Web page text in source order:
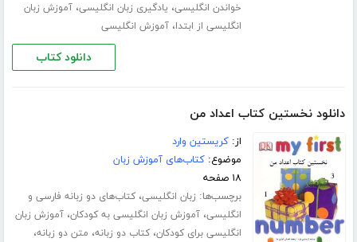
خواندن انگلیسی، یادگیری زبان انگلیسی،آموزش زبان
انگلیسی از ابتدا،آموزش انگلیسی
دانلود کتاب
دانلود نخستین کتاب اعداد من
از:کریستین وارد
موضوع:کتاب‌های آموزش زبان
۱۸ صفحه
برچسب‌ها: زبان انگلیسی،کتاب‌های دو زبانه فارسی و
انگلیسی،آموزش زبان انگلیسی به کودکان،آموزش زبان
انگلیسی برای کودکان،کتاب دو زبانه، متن دو زبانه،